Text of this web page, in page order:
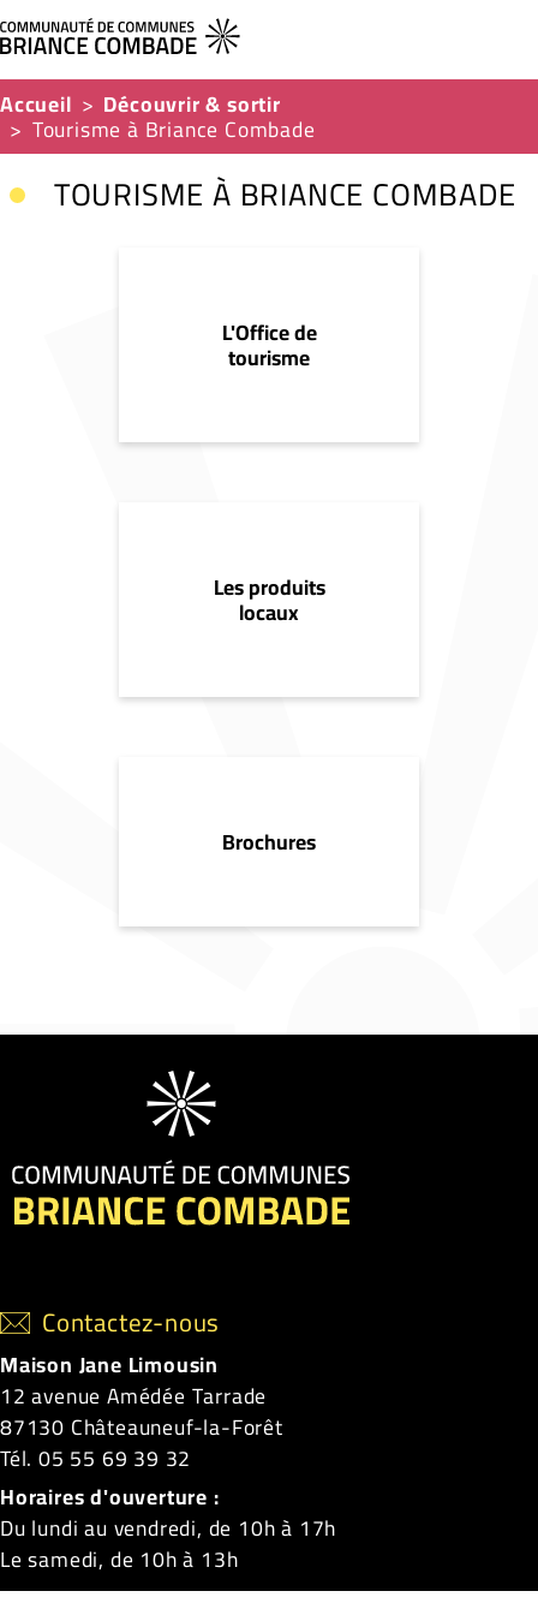
Accueil Découvrir & sortir
Tourisme à Briance Combade
TOURISME À BRIANCE COMBADE
L'Office de
tourisme
Les produits
locaux
Brochures
Contactez-nous
Maison Jane Limousin
12 avenue Amédée Tarrade
87130 Châteauneuf-la-Forêt
Tél. 05 55 69 39 32
Horaires d'ouverture :
Du lundi au vendredi, de 10h à 17h
Le samedi, de 10h à 13h